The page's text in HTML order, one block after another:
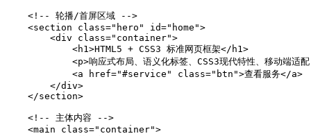
    <!-- 轮播/首屏区域 -->
    <section class="hero" id="home">
        <div class="container">
            <h1>HTML5 + CSS3 标准网页框架</h1>
<p>响应式布局、语义化标签、CSS3现代特性、移动端适
            <a href="#service" class="btn">查看服务</a>
        </div>
    </section>
    <!-- 主体内容 -->
    <main class="container">